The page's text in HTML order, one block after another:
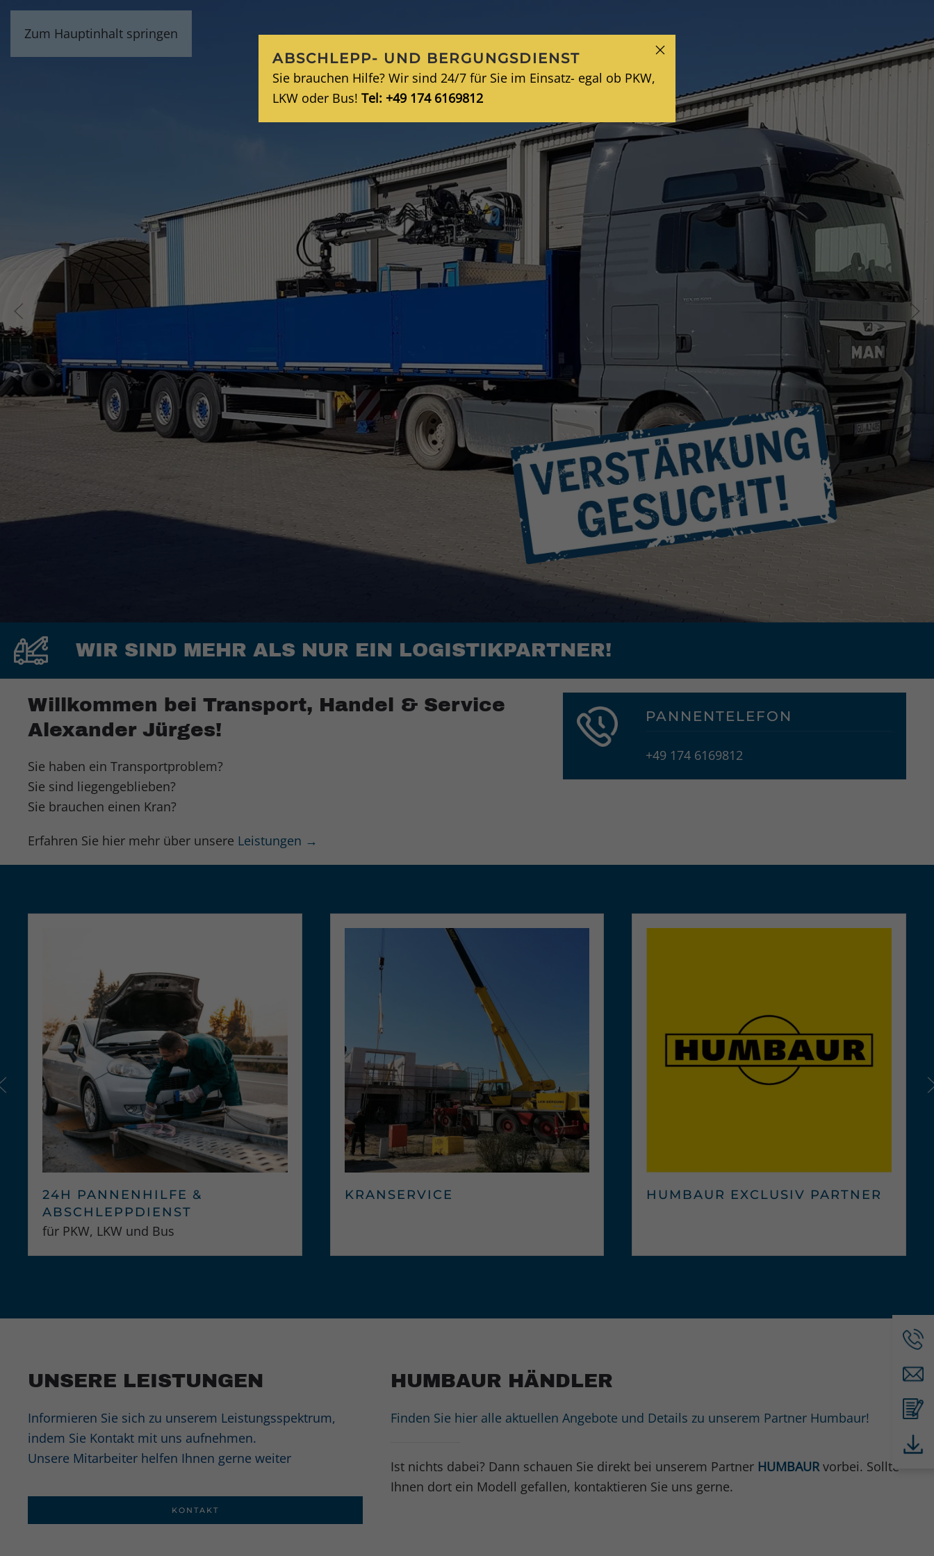
Zum Hauptinhalt springen
KONTAKT
WIR SIND MEHR ALS NUR EIN LOGISTIKPARTNER!
Willkommen bei Transport, Handel & Service
Alexander Jürges!
Sie haben ein Transportproblem?
Sie sind liegengeblieben?
Sie brauchen einen Kran?
Erfahren Sie hier mehr über unsere Leistungen →
PANNENTELEFON
+49 174 6169812
24H PANNENHILFE &
ABSCHLEPPDIENST
für PKW, LKW und Bus
KRANSERVICE HUMBAUR EXCLUSIV PARTNER
UNSERE LEISTUNGEN
Informieren Sie sich zu unserem Leistungsspektrum,
indem Sie Kontakt mit uns aufnehmen.
Unsere Mitarbeiter helfen Ihnen gerne weiter
KONTAKT
HUMBAUR HÄNDLER
Finden Sie hier alle aktuellen Angebote und Details zu unserem Partner Humbaur!
Ist nichts dabei? Dann schauen Sie direkt bei unserem Partner HUMBAURvorbei. Sollte
Ihnen dort ein Modell gefallen, kontaktieren Sie uns gerne.
ABSCHLEPP- UND BERGUNGSDIENST
Sie brauchen Hilfe? Wir sind 24/7 für Sie im Einsatz- egal ob PKW,
LKW oder Bus! Tel: +49 174 6169812